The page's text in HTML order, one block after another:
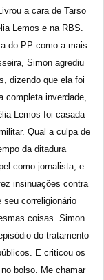
a cara de Tarso
Lemos e na RBS.
do PP como a mais
Simon agrediu
dizendo que ela foi
completa inverdade,
Lemos foi casada
Qual a culpa de
da ditadura
como jornalista, e
insinuações contra
seu correligionário
coisas. Simon
do tratamento
E criticou os
bolso. Me chamar